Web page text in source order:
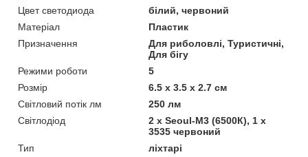
Цвет светодиода
білий, червоний
Матеріал
Пластик
Призначення
Для риболовлі, Туристичні,
Для бігу
Режими роботи
5
Розмір
6.5 х 3.5 х 2.7 см
Світловий потік лм
250 лм
Світлодіод
2 х Seoul-M3 (6500К), 1 х
3535 червоний
Тип
ліхтарі